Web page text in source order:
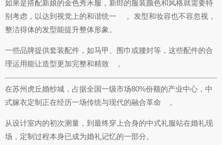
如果是搭配新娘的金色秀禾服，新郎的服装颜色和风格就需要特
别考虑，以达到视觉上的和谐统一
。发型和妆容也不容忽视，
整洁得体的发型能提升整体形象。
一些品牌提供套装配件，如马甲、围巾或腰封等，这些配件的合
理运用能让造型更加完整和精致
。
在苏州虎丘婚纱城，占据全国一级市场80%份额的产业中心，中
式嫁衣定制正在经历一场传统与现代的融合革命
。
从设计室内的初次测量，到最终穿上合身的中式礼服站在婚礼现
场，定制过程本身已成为婚礼记忆的一部分。